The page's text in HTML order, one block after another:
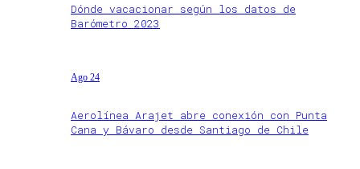
Dónde vacacionar según los datos de
Barómetro 2023
Ago 24
Aerolínea Arajet abre conexión con Punta
Cana y Bávaro desde Santiago de Chile